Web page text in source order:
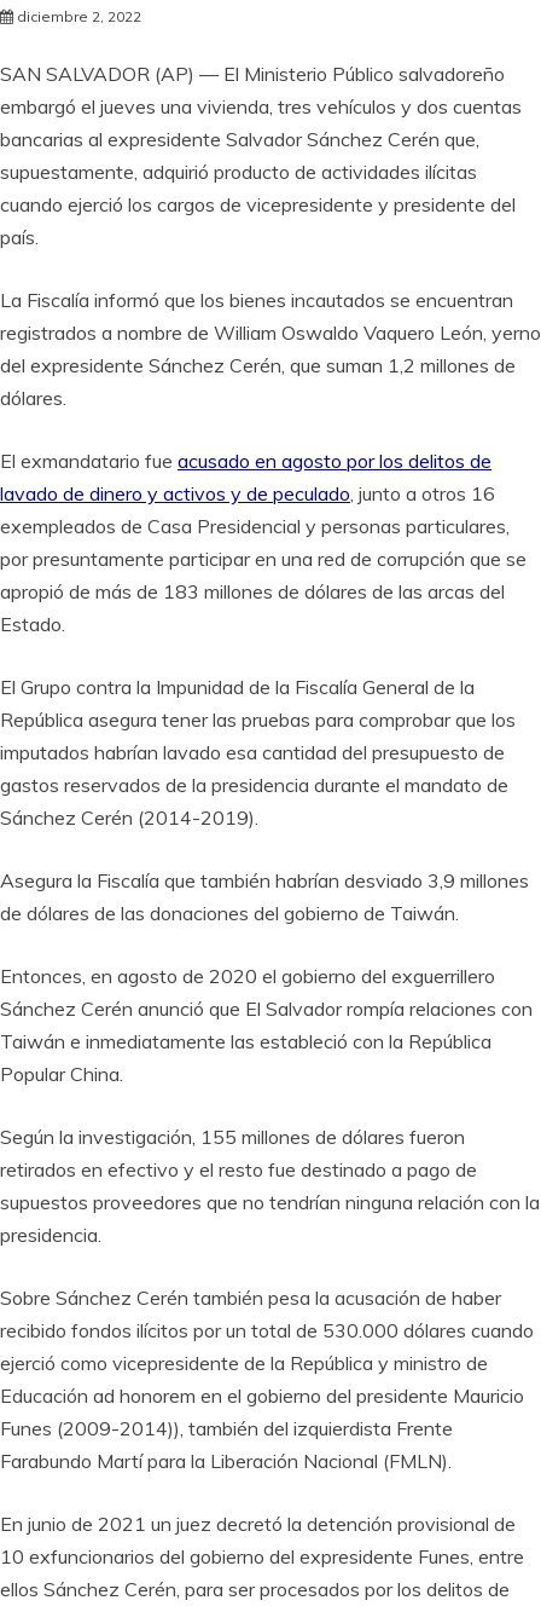
diciembre 2, 2022
SAN SALVADOR (AP) — El Ministerio Público salvadoreño
embargó el jueves una vivienda, tres vehículos y dos cuentas
bancarias al expresidente Salvador Sánchez Cerén que,
supuestamente, adquirió producto de actividades ilícitas
cuando ejerció los cargos de vicepresidente y presidente del
país.
La Fiscalía informó que los bienes incautados se encuentran
registrados a nombre de William Oswaldo Vaquero León, yerno
del expresidente Sánchez Cerén, que suman 1,2 millones de
dólares.
El exmandatario fue acusado en agosto por los delitos de
lavado de dinero y activos y de peculado, junto a otros 16
exempleados de Casa Presidencial y personas particulares,
por presuntamente participar en una red de corrupción que se
apropió de más de 183 millones de dólares de las arcas del
Estado.
El Grupo contra la Impunidad de la Fiscalía General de la
República asegura tener las pruebas para comprobar que los
imputados habrían lavado esa cantidad del presupuesto de
gastos reservados de la presidencia durante el mandato de
Sánchez Cerén (2014-2019).
Asegura la Fiscalía que también habrían desviado 3,9 millones
de dólares de las donaciones del gobierno de Taiwán.
Entonces, en agosto de 2020 el gobierno del exguerrillero
Sánchez Cerén anunció que El Salvador rompía relaciones con
Taiwán e inmediatamente las estableció con la República
Popular China.
Según la investigación, 155 millones de dólares fueron
retirados en efectivo y el resto fue destinado a pago de
supuestos proveedores que no tendrían ninguna relación con la
presidencia.
Sobre Sánchez Cerén también pesa la acusación de haber
recibido fondos ilícitos por un total de 530.000 dólares cuando
ejerció como vicepresidente de la República y ministro de
Educación ad honorem en el gobierno del presidente Mauricio
Funes (2009-2014)), también del izquierdista Frente
Farabundo Martí para la Liberación Nacional (FMLN).
En junio de 2021 un juez decretó la detención provisional de
10 exfuncionarios del gobierno del expresidente Funes, entre
ellos Sánchez Cerén, para ser procesados por los delitos de